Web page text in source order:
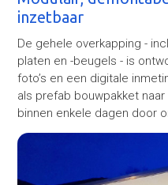
inzetbaar
De gehele overkapping -
platen en -beugels - is
foto’s en een digitale
als prefab bouwpakket
binnen enkele dagen door